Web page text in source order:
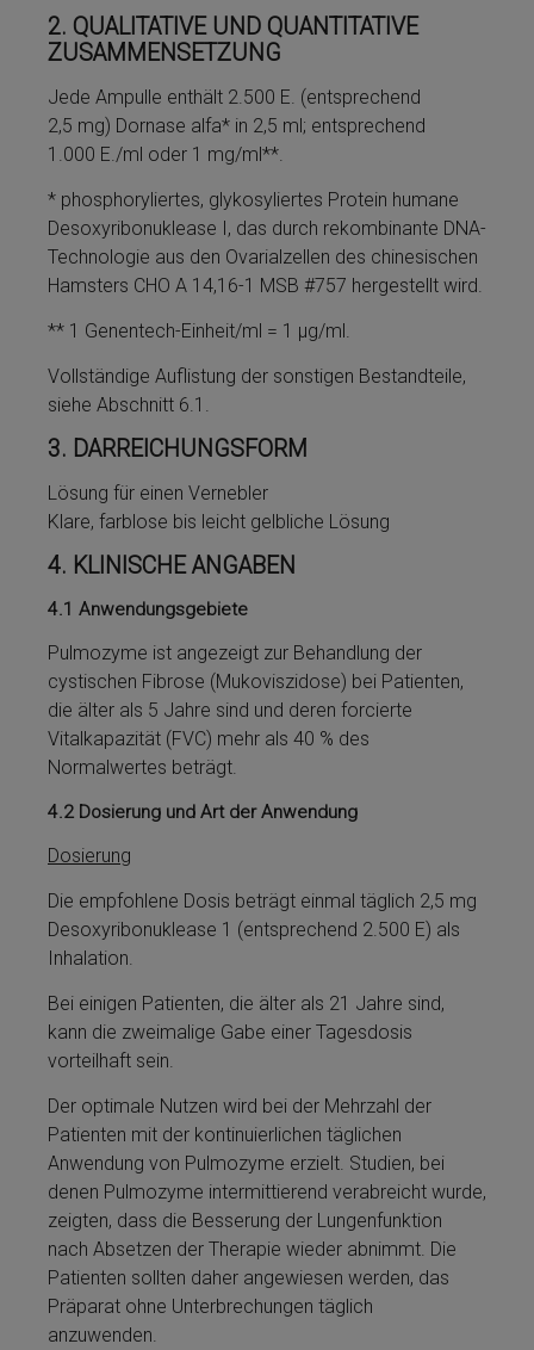
2. QUALITATIVE UND QUANTITATIVE
ZUSAMMENSETZUNG
Jede Ampulle enthält 2.500 E. (ent­sprechend
2,5 mg) Dor­nase al­fa* in 2,5 ml; ent­sprechend
1.000 E./ml oder 1 mg/ml**.
* phos­phoryliertes, glykosyliertes Pro­te­in hu­mane
Desoxyribonuklease I, das durch re­kom­bi­nante DNA-
Tech­no­lo­gie aus den Ova­ri­al­zel­len des chi­nesischen
Hams­ters CHO A 14,16-1 MSB #757 her­ge­stellt wird.
** 1 Genentech-Einheit/ml = 1 µg/ml.
Vollständige Auflistung der sonstigen Be­stand­tei­le,
siehe Abschnitt 6.1.
3. DARREICHUNGSFORM
Lö­sung für einen Vernebler
Klare, farblose bis leicht gelbliche Lö­sung
4. KLINISCHE ANGABEN
4.1 Anwendungsgebiete
Pulmozyme­ ist angezeigt zur Be­handlung der
cystischen Fibrose (Mukoviszidose) bei Patienten,
die älter als 5 Jahre sind und deren for­cier­te
Vitalkapazität (FVC) mehr als 40 % des
Normalwertes beträgt.
4.2 Dosierung und Art der Anwendung
Dosierung
Die empfohlene Dosis beträgt einmal täglich 2,5 mg
Desoxyribonuklease 1 (ent­sprechend 2.500 E) als
Inhalation.
Bei einigen Patienten, die älter als 21 Jahre sind,
kann die zweimalige Gabe ei­ner Tagesdosis
vorteilhaft sein.
Der optimale Nutzen wird bei der Mehrzahl der
Patienten mit der kontinuierlichen täglichen
Anwendung von Pulmozyme­ erzielt. Studien, bei
denen Pulmozyme­ intermittierend verabreicht wurde,
zeigten, dass die Besserung der Lungenfunktion
nach Absetzen der Therapie wieder abnimmt. Die
Patienten sollten daher angewiesen werden, das
Präparat ohne Unterbrechungen täglich
anzuwenden.